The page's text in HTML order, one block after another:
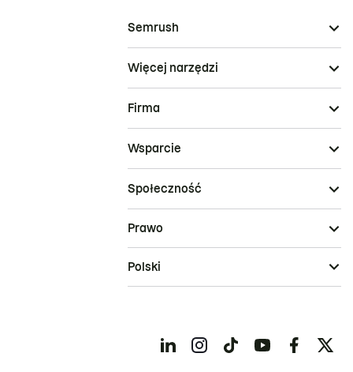
Semrush
Więcej narzędzi
Firma
Wsparcie
Społeczność
Prawo
Polski